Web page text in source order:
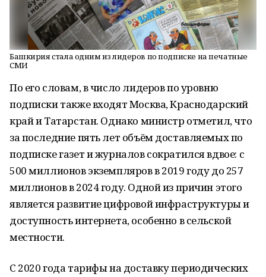
Башкирия стала одним из лидеров по подписке на печатные
СМИ
По его словам, в число лидеров по уровню
подписки также входят Москва, Краснодарский
край и Татарстан. Однако министр отметил, что
за последние пять лет объём доставляемых по
подписке газет и журналов сократился вдвое: с
500 миллионов экземпляров в 2019 году до 257
миллионов в 2024 году. Одной из причин этого
является развитие цифровой инфраструктуры и
доступность интернета, особенно в сельской
местности.
С 2020 года тарифы на доставку периодических